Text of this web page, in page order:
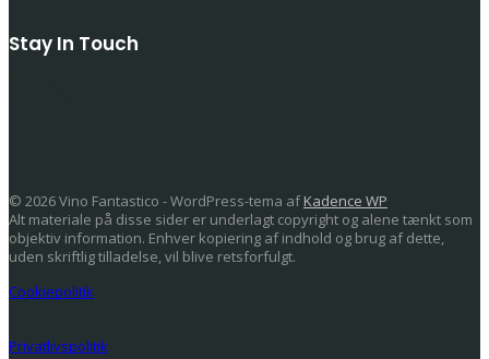
Stay In Touch
© 2026 Vino Fantastico - WordPress-tema afKadence WP
Alt materiale på disse sider er underlagt copyright og alene tænkt som
objektiv information. Enhver kopiering af indhold og brug af dette,
uden skriftlig tilladelse, vil blive retsforfulgt.
Cookiepolitik
Privatlivspolitik